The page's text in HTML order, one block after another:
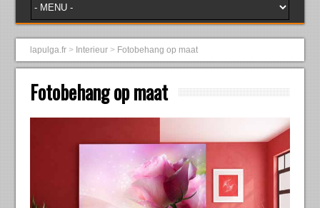
lapulga.fr > Interieur > Fotobehang op maat
Fotobehang op maat